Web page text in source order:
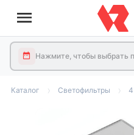
Нажмите, чтобы выбрать
Каталог Светофильтры